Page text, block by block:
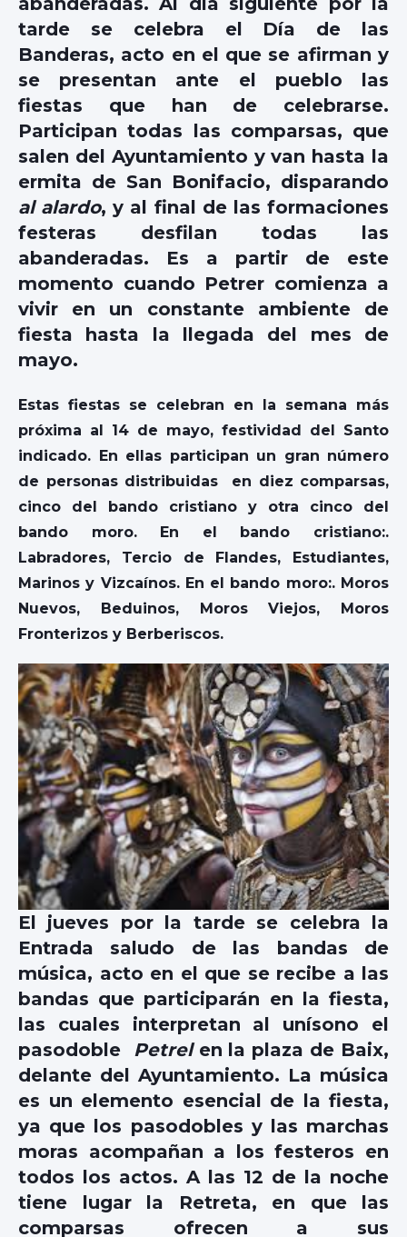
tarde se celebra el Día de las
Banderas, acto en el que se afirman y
se presentan ante el pueblo las
fiestas que han de celebrarse.
Participan todas las comparsas, que
salen del Ayuntamiento y van hasta la
ermita de San Bonifacio, disparando
al alardo, y al final de las formaciones
festeras desfilan todas las
abanderadas. Es a partir de este
momento cuando Petrer comienza a
vivir en un constante ambiente de
fiesta hasta la llegada del mes de
mayo.
Estas fiestas se celebran en la semana más
próxima al 14 de mayo, festividad del Santo
indicado. En ellas participan un gran número
de personas distribuidas en diez comparsas,
cinco del bando cristiano y otra cinco del
bando moro. En el bando cristiano:.
Labradores, Tercio de Flandes, Estudiantes,
Marinos y Vizcaínos. En el bando moro:. Moros
Nuevos, Beduinos, Moros Viejos, Moros
Fronterizos y Berberiscos.
El jueves por la tarde se celebra la
Entrada saludo de las bandas de
música, acto en el que se recibe a las
bandas que participarán en la fiesta,
las cuales interpretan al unísono el
pasodoble
Petrelen la plaza de Baix,
delante del Ayuntamiento. La música
es un elemento esencial de la fiesta,
ya que los pasodobles y las marchas
moras acompañan a los festeros en
todos los actos. A las 12 de la noche
tiene lugar la Retreta, en que las
comparsas ofrecen a sus